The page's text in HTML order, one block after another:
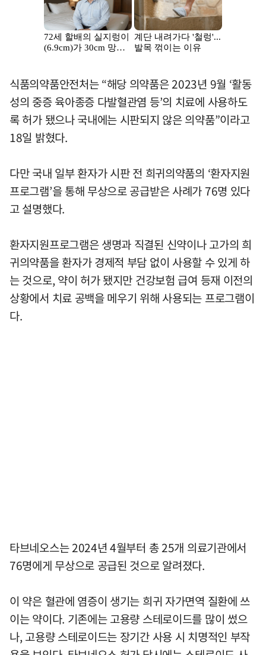
식품의약품안전처는 “해당 의약품은 2023년 9월 ‘활동
성의 중증 육아종증 다발혈관염 등’의 치료에 사용하도
록 허가 됐으나 국내에는 시판되지 않은 의약품”이라고
18일 밝혔다.
다만 국내 일부 환자가 시판 전 희귀의약품의 ‘환자지원
프로그램’을 통해 무상으로 공급받은 사례가 76명 있다
고 설명했다.
환자지원프로그램은 생명과 직결된 신약이나 고가의 희
귀의약품을 환자가 경제적 부담 없이 사용할 수 있게 하
는 것으로, 약이 허가 됐지만 건강보험 급여 등재 이전의
상황에서 치료 공백을 메우기 위해 사용되는 프로그램이
다.
타브네오스는 2024년 4월부터 총 25개 의료기관에서
76명에게 무상으로 공급된 것으로 알려졌다.
이 약은 혈관에 염증이 생기는 희귀 자가면역 질환에 쓰
이는 약이다. 기존에는 고용량 스테로이드를 많이 썼으
나, 고용량 스테로이드는 장기간 사용 시 치명적인 부작